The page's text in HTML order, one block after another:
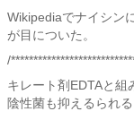
Wikipediaでナイシン
が目についた。
/
キレート剤EDTAと組
陰性菌も抑えるられ